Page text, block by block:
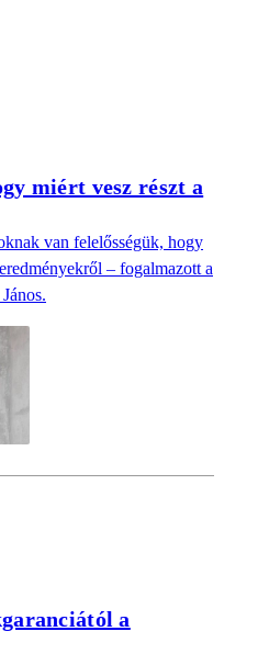
miért vesz részt a
van felelősségük, hogy
– fogalmazott a
a